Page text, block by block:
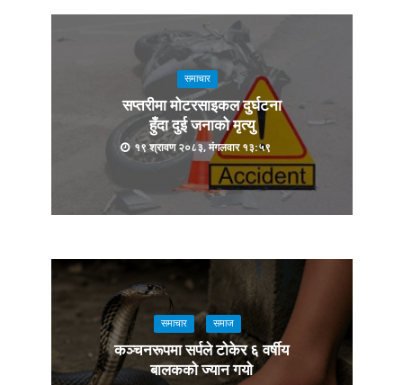
समाचार
सप्तरीमा मोटरसाइकल दुर्घटना
हुँदा दुई जनाको मृत्यु
१९ श्रावण २०८३, मंगलवार १३:५९
समाचार समाज
कञ्चनरूपमा सर्पले टोकेर ६ वर्षीय
बालकको ज्यान गयो